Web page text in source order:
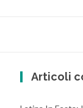
Articoli